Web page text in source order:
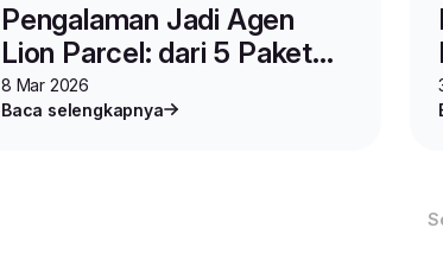
Pengalaman Jadi Agen
Lion Parcel: dari 5 Paket
Sehari hingga Omzet
Ratusan Juta
8 Mar 2026
Baca selengkapnya